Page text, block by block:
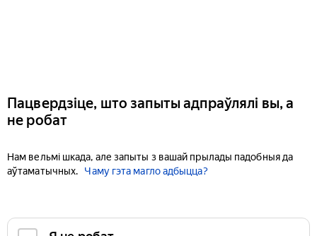
Пацвердзіце, што запыты адпраўлялі вы, а
не робат
Нам вельмі шкада, але запыты з вашай прылады падобныя да
аўтаматычных.
Чаму гэта магло адбыцца?